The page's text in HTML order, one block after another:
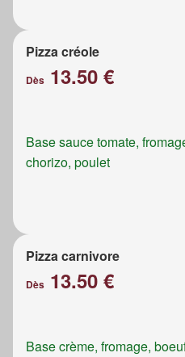
Pizza créole
Dès 13.50 €
Base sauce tomate,
chorizo, poulet
Pizza carnivore
Dès 13.50 €
Base crème, fromage,